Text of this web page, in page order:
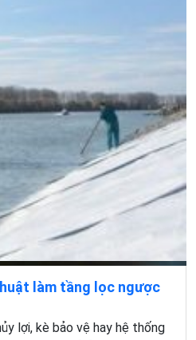
làm tầng lọc ngược
lợi, kè bảo vệ hay hệ thống